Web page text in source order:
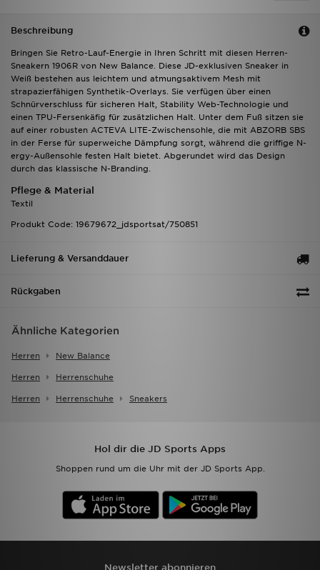
Beschreibung
Bringen Sie Retro-Lauf-Energie in Ihren Schritt mit diesen Herren-
Sneakern 1906R von New Balance. Diese JD-exklusiven Sneaker in
Weiß bestehen aus leichtem und atmungsaktivem Mesh mit
strapazierfähigen Synthetik-Overlays. Sie verfügen über einen
Schnürverschluss für sicheren Halt, Stability Web-Technologie und
einen TPU-Fersenkäfig für zusätzlichen Halt. Unter dem Fuß sitzen sie
auf einer robusten ACTEVA LITE-Zwischensohle, die mit ABZORB SBS
in der Ferse für superweiche Dämpfung sorgt, während die griffige N-
ergy-Außensohle festen Halt bietet. Abgerundet wird das Design
durch das klassische N-Branding.
Pflege & Material
Textil
Produkt Code: 19679672_jdsportsat/750851
Lieferung & Versanddauer
Rückgaben
Ähnliche Kategorien
Herren New Balance
Herren Herrenschuhe
Herren Herrenschuhe Sneakers
Hol dir die JD Sports Apps
Shoppen rund um die Uhr mit der JD Sports App.
Newsletter abonnieren